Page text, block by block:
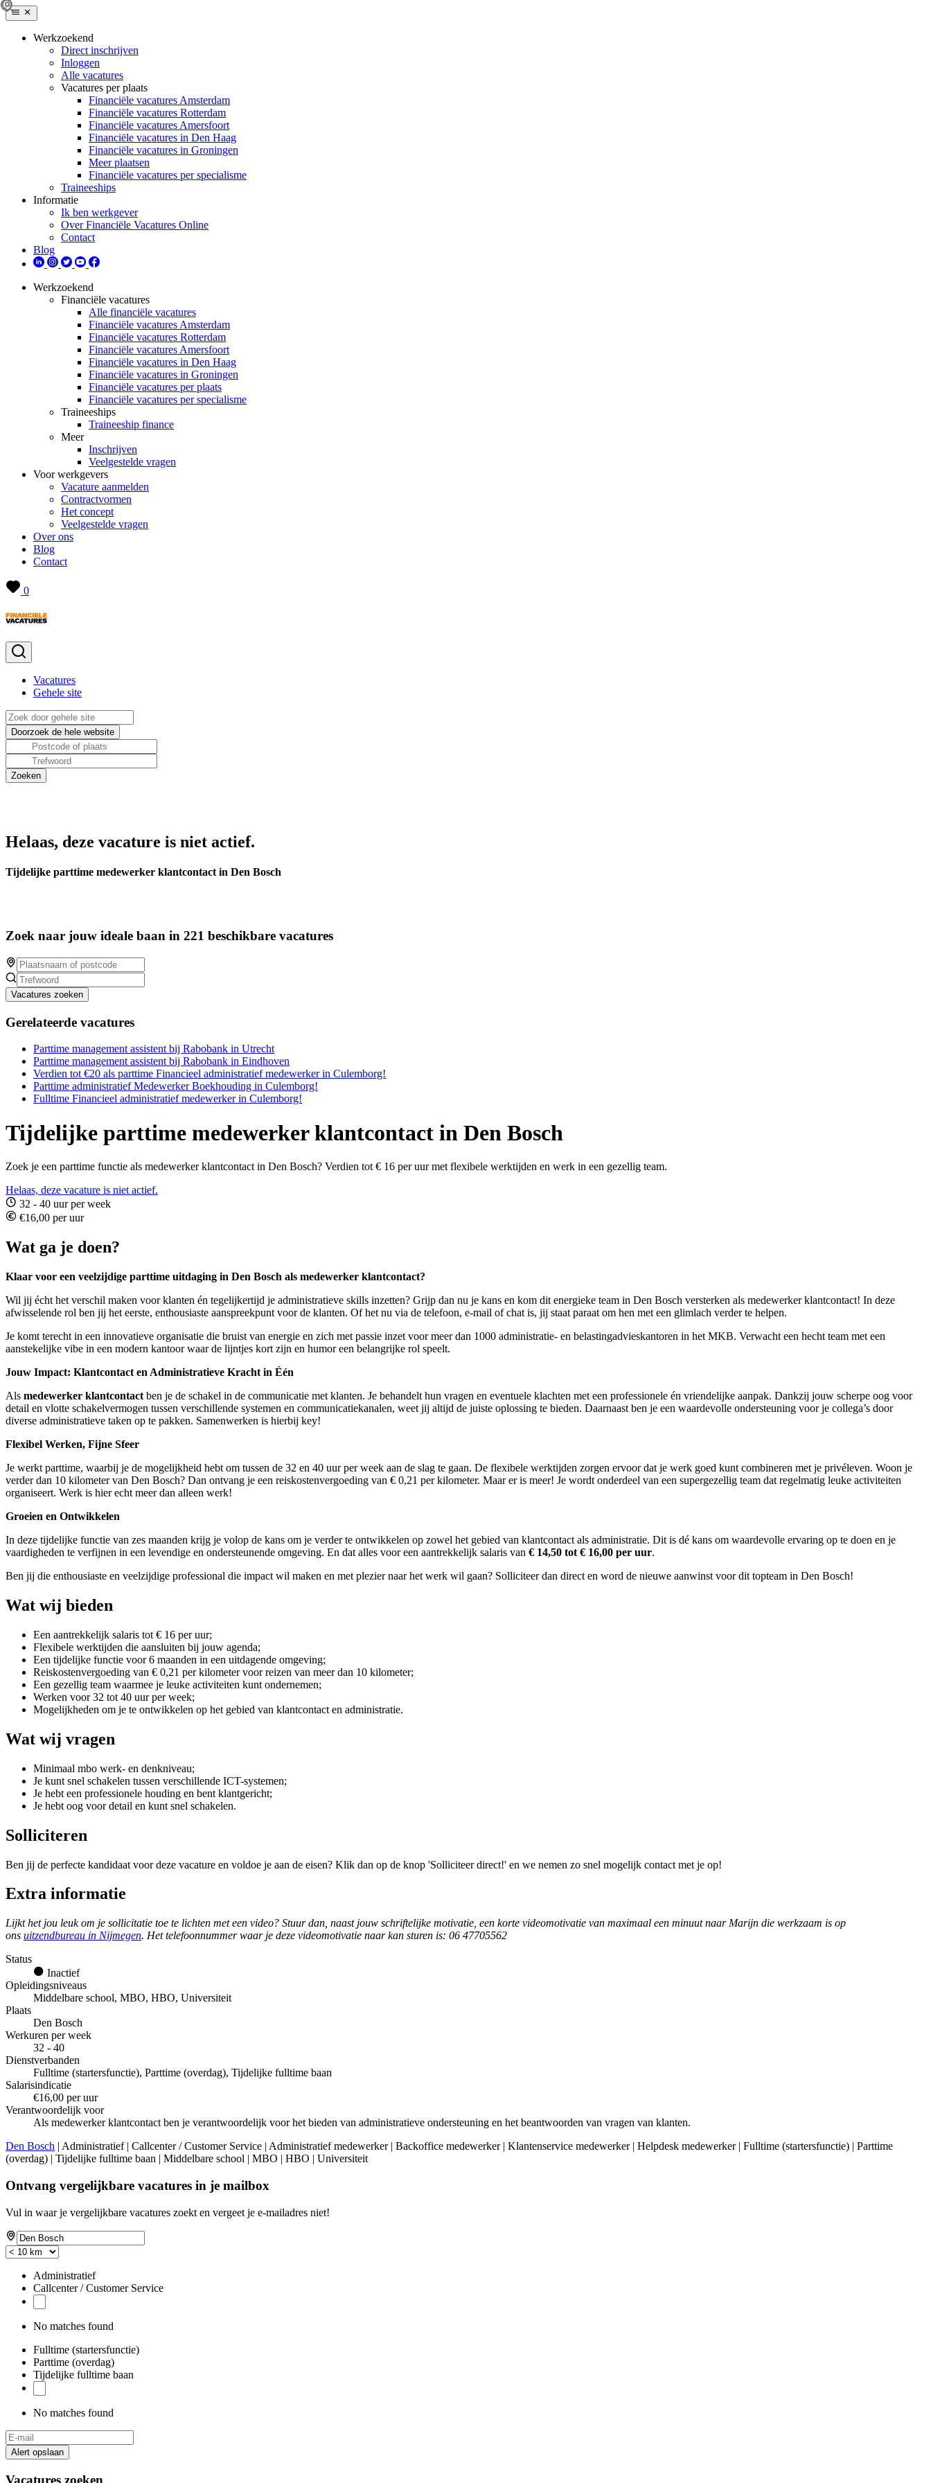
Werkzoekend
Direct inschrijven
Inloggen
Alle vacatures
Vacatures per plaats
Financiële vacatures Amsterdam
Financiële vacatures Rotterdam
Financiële vacatures Amersfoort
Financiële vacatures in Den Haag
Financiële vacatures in Groningen
Meer plaatsen
Financiële vacatures per specialisme
Traineeships
Informatie
Ik ben werkgever
Over Financiële Vacatures Online
Contact
Blog
Werkzoekend
Financiële vacatures
Alle financiële vacatures
Financiële vacatures Amsterdam
Financiële vacatures Rotterdam
Financiële vacatures Amersfoort
Financiële vacatures in Den Haag
Financiële vacatures in Groningen
Financiële vacatures per plaats
Financiële vacatures per specialisme
Traineeships
Traineeship finance
Meer
Inschrijven
Veelgestelde vragen
Voor werkgevers
Vacature aanmelden
Contractvormen
Het concept
Veelgestelde vragen
Over ons
Blog
Contact
0
Vacatures
Gehele site
Helaas, deze vacature is niet actief.
Tijdelijke parttime medewerker klantcontact in Den Bosch
Zoek naar jouw ideale baan in 221 beschikbare vacatures
Vacatures zoeken
Gerelateerde vacatures
Parttime management assistent bij Rabobank in Utrecht
Parttime management assistent bij Rabobank in Eindhoven
Verdien tot €20 als parttime Financieel administratief medewerker in Culemborg!
Parttime administratief Medewerker Boekhouding in Culemborg!
Fulltime Financieel administratief medewerker in Culemborg!
Tijdelijke parttime medewerker klantcontact in Den Bosch
Zoek je een parttime functie als medewerker klantcontact in Den Bosch? Verdien tot € 16 per uur met flexibele werktijden en werk in een gezellig team.
Helaas, deze vacature is niet actief.
32 - 40 uur per week
€16,00 per uur
Wat ga je doen?
Klaar voor een veelzijdige parttime uitdaging in Den Bosch als medewerker klantcontact?
Wil jij écht het verschil maken voor klanten én tegelijkertijd je administratieve skills inzetten? Grijp dan nu je kans en kom dit energieke team in Den Bosch versterken als medewerker klantcontact! In deze
afwisselende rol ben jij het eerste, enthousiaste aanspreekpunt voor de klanten. Of het nu via de telefoon, e-mail of chat is, jij staat paraat om hen met een glimlach verder te helpen.
Je komt terecht in een innovatieve organisatie die bruist van energie en zich met passie inzet voor meer dan 1000 administratie- en belastingadvieskantoren in het MKB. Verwacht een hecht team met een
aanstekelijke vibe in een modern kantoor waar de lijntjes kort zijn en humor een belangrijke rol speelt.
Jouw Impact: Klantcontact en Administratieve Kracht in Één
Als medewerker klantcontact ben je de schakel in de communicatie met klanten. Je behandelt hun vragen en eventuele klachten met een professionele én vriendelijke aanpak. Dankzij jouw scherpe oog voor
detail en vlotte schakelvermogen tussen verschillende systemen en communicatiekanalen, weet jij altijd de juiste oplossing te bieden. Daarnaast ben je een waardevolle ondersteuning voor je collega’s door
diverse administratieve taken op te pakken. Samenwerken is hierbij key!
Flexibel Werken, Fijne Sfeer
Je werkt parttime, waarbij je de mogelijkheid hebt om tussen de 32 en 40 uur per week aan de slag te gaan. De flexibele werktijden zorgen ervoor dat je werk goed kunt combineren met je privéleven. Woon je
verder dan 10 kilometer van Den Bosch? Dan ontvang je een reiskostenvergoeding van € 0,21 per kilometer. Maar er is meer! Je wordt onderdeel van een supergezellig team dat regelmatig leuke activiteiten
organiseert. Werk is hier echt meer dan alleen werk!
Groeien en Ontwikkelen
In deze tijdelijke functie van zes maanden krijg je volop de kans om je verder te ontwikkelen op zowel het gebied van klantcontact als administratie. Dit is dé kans om waardevolle ervaring op te doen en je
vaardigheden te verfijnen in een levendige en ondersteunende omgeving. En dat alles voor een aantrekkelijk salaris van € 14,50 tot € 16,00 per uur.
Ben jij die enthousiaste en veelzijdige professional die impact wil maken en met plezier naar het werk wil gaan? Solliciteer dan direct en word de nieuwe aanwinst voor dit topteam in Den Bosch!
Wat wij bieden
Een aantrekkelijk salaris tot € 16 per uur;
Flexibele werktijden die aansluiten bij jouw agenda;
Een tijdelijke functie voor 6 maanden in een uitdagende omgeving;
Reiskostenvergoeding van € 0,21 per kilometer voor reizen van meer dan 10 kilometer;
Een gezellig team waarmee je leuke activiteiten kunt ondernemen;
Werken voor 32 tot 40 uur per week;
Mogelijkheden om je te ontwikkelen op het gebied van klantcontact en administratie.
Wat wij vragen
Minimaal mbo werk- en denkniveau;
Je kunt snel schakelen tussen verschillende ICT-systemen;
Je hebt een professionele houding en bent klantgericht;
Je hebt oog voor detail en kunt snel schakelen.
Solliciteren
Ben jij de perfecte kandidaat voor deze vacature en voldoe je aan de eisen? Klik dan op de knop 'Solliciteer direct!' en we nemen zo snel mogelijk contact met je op!
Extra informatie
Lijkt het jou leuk om je sollicitatie toe te lichten met een video? Stuur dan, naast jouw schriftelijke motivatie, een korte videomotivatie van maximaal een minuut naar Marijn die werkzaam is op
ons uitzendbureau in Nijmegen. Het telefoonnummer waar je deze videomotivatie naar kan sturen is: 06 47705562
Status
Inactief
Opleidingsniveaus
Middelbare school, MBO, HBO, Universiteit
Plaats
Den Bosch
Werkuren per week
32 - 40
Dienstverbanden
Fulltime (startersfunctie), Parttime (overdag), Tijdelijke fulltime baan
Salarisindicatie
€16,00 per uur
Verantwoordelijk voor
Als medewerker klantcontact ben je verantwoordelijk voor het bieden van administratieve ondersteuning en het beantwoorden van vragen van klanten.
Den Bosch | Administratief | Callcenter / Customer Service | Administratief medewerker | Backoffice medewerker | Klantenservice medewerker | Helpdesk medewerker | Fulltime (startersfunctie) | Parttime
(overdag) | Tijdelijke fulltime baan | Middelbare school | MBO | HBO | Universiteit
Ontvang vergelijkbare vacatures in je mailbox
Vul in waar je vergelijkbare vacatures zoekt en vergeet je e-mailadres niet!
Administratief
Callcenter / Customer Service
No matches found
Fulltime (startersfunctie)
Parttime (overdag)
Tijdelijke fulltime baan
No matches found
Alert opslaan
Vacatures zoeken